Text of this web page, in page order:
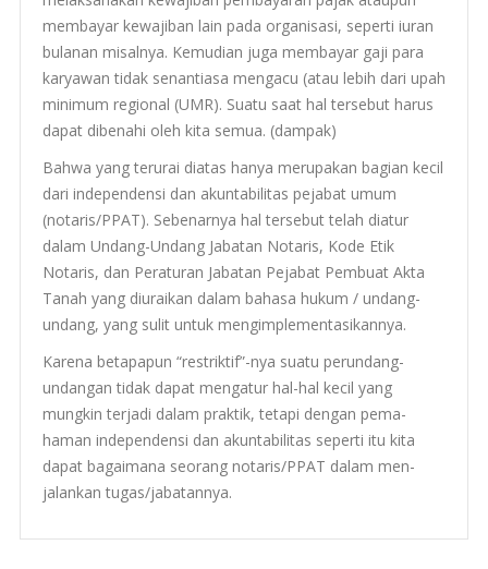
mem­ba­yar kewa­jiban lain pada organ­isasi, seperti iuran
bulanan mis­al­nya. Kemu­dian juga mem­ba­yar gaji para
karyawan tidak senan­ti­asa men­gacu (atau lebih dari upah
min­i­mum regional (UMR). Suatu saat hal terse­but harus
dapat dibenahi oleh kita semua. (dampak)
Bahwa yang teru­rai diatas hanya meru­pakan bagian kecil
dari inde­pen­densi dan akunt­abil­i­tas peja­bat umum
(notaris/PPAT). Sebe­narnya hal terse­but telah diatur
dalam Undang-Undang Jabatan Notaris, Kode Etik
Notaris, dan Per­at­u­ran Jabatan Peja­bat Pem­buat Akta
Tanah yang diu­raikan dalam bahasa hukum / undang-
undang, yang sulit untuk mengimplementasikannya.
Karena beta­papun “restriktif”-nya suatu perundang-
undangan tidak dapat men­gatur hal-hal kecil yang
mungkin ter­jadi dalam prak­tik, tetapi den­gan pema­
haman inde­pen­densi dan akunt­abil­i­tas seperti itu kita
dapat bagaimana seo­rang notaris/PPAT dalam men­
jalankan tugas/jabatannya.